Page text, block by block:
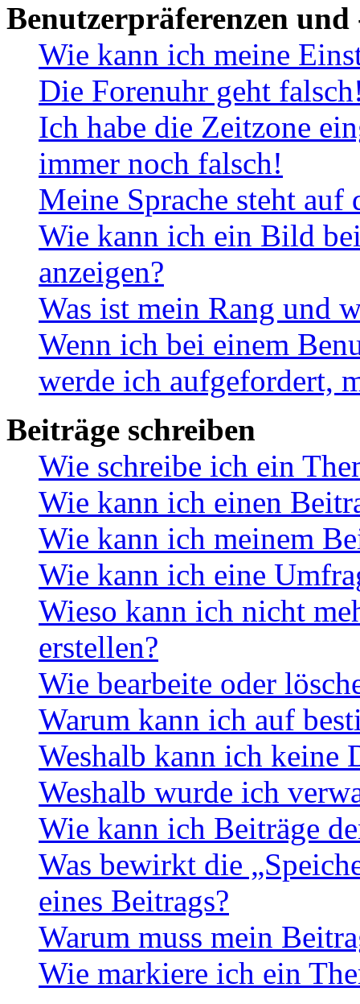
Benutzerpräferenzen und
Wie kann ich meine
Die Forenuhr geht
Ich habe die Zeitzone
immer noch falsch!
Meine Sprache steht
Wie kann ich ein Bild
anzeigen?
Was ist mein Rang und
Wenn ich bei einem
werde ich aufgefordert,
Beiträge schreiben
Wie schreibe ich ein
Wie kann ich einen
Wie kann ich meinem
Wie kann ich eine
Wieso kann ich nicht
erstellen?
Wie bearbeite oder
Warum kann ich auf
Weshalb kann ich keine
Weshalb wurde ich
Wie kann ich Beiträge
Was bewirkt die
eines Beitrags?
Warum muss mein
Wie markiere ich ein